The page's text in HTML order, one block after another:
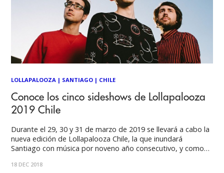
LOLLAPALOOZA | SANTIAGO | CHILE
Conoce los cinco sideshows de Lollapalooza
2019 Chile
Durante el 29, 30 y 31 de marzo de 2019 se llevará a cabo la
nueva edición de Lollapalooza Chile, la que inundará
Santiago con música por noveno año consecutivo, y como
18 DEC 2018